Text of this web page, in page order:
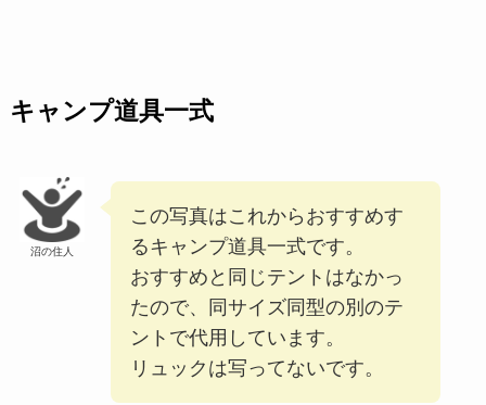
キャンプ道具一式
沼の住人
この写真はこれからおすすめす
るキャンプ道具一式です。
おすすめと同じテントはなかっ
たので、同サイズ同型の別のテ
ントで代用しています。
リュックは写ってないです。